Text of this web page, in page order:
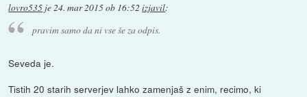
lovro535 je24. mar 2015 ob 16:52 izjavil:
pravim samo da ni vse še za odpis.
Seveda je.
Tistih 20 starih serverjev lahko zamenjaš z enim, recimo, ki